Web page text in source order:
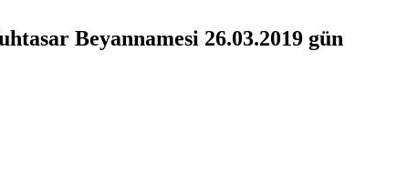
Beyannamesi 26.03.2019 gün